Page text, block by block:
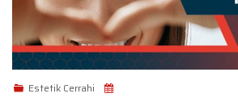
Estetik Cerrahi